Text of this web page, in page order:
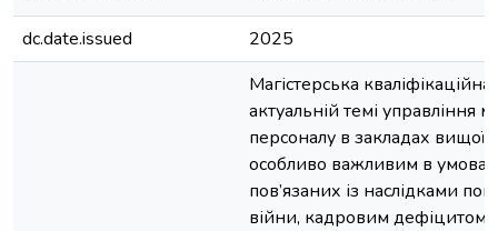
dc.date.issued
2025
Магістерська
актуальній темі управління
персоналу в закладах вищої
особливо важливим в умовах
пов’язаних із наслідками
війни, кадровим дефіцитом,